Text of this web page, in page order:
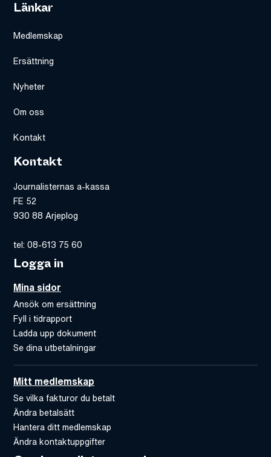
Länkar
Medlemskap
Ersättning
Nyheter
Om oss
Kontakt
Kontakt
Journalisternas a-kassa
FE 52
930 88 Arjeplog
tel: 08-613 75 60
Logga in
Mina sidor
Ansök om ersättning
Fyll i tidrapport
Ladda upp dokument
Se dina utbetalningar
Mitt medlemskap
Se vilka fakturor du betalt
Ändra betalsätt
Hantera ditt medlemskap
Ändra kontaktuppgifter